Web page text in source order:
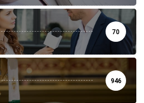
70
946